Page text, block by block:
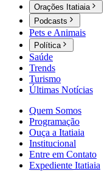
Orações Itatiaia
Podcasts
Pets e Animais
Política
Saúde
Trends
Turismo
Últimas Notícias
Quem Somos
Programação
Ouça a Itatiaia
Institucional
Entre em Contato
Expediente Itatiaia